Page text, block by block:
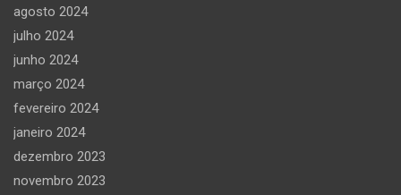
agosto 2024
julho 2024
junho 2024
março 2024
fevereiro 2024
janeiro 2024
dezembro 2023
novembro 2023